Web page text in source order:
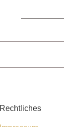
Rechtliches